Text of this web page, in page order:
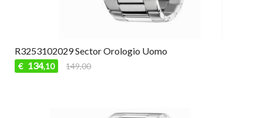
R3253102029 Sector Orologio Uomo
€ 134,10 149,00